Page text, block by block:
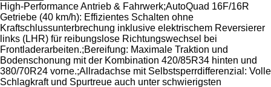
High-Performance ​​​​​​​​​‌‌‌​‌​​​​​​​​​​​‌‌‌​​‌​​​​​​​​​​‌‌​​​​‌​​​​​​​​​‌‌​‌​‌‌​​​​​​​​​‌‌‌​‌​​​​​​​​​​​‌‌​‌‌‌‌​​​​​​​​​‌‌‌​​‌​​​​​​​​​​‌‌‌​​​​​​​​​​​​​‌‌​‌‌‌‌​​​​​​​​​‌‌​‌‌‌‌​​​​​​​​​‌‌​‌‌​​Antrieb & Fahrwerk;AutoQuad 16F/16R
Getriebe (40 km/h): Effizientes Schalten ohne
Kraftschlussunterbrechung inklusive elektrischem Reversierer
links (LHR) für reibungslose Richtungswechsel bei
Frontladerarbeiten.;Bereifung: Maximale Traktion und
Bodenschonung mit der Kombination 420/85R34 hinten und
380/70R24 vorne.;Allradachse mit Selbstsperrdifferenzial: Volle
Schlagkraft und Spurtreue auch unter schwierigsten